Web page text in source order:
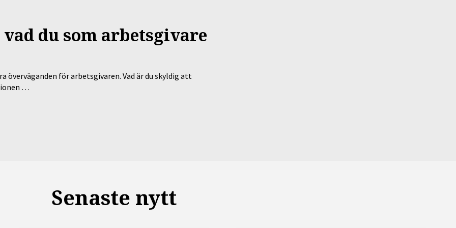
du som arbetsgivare
överväganden för arbetsgivaren. Vad är du skyldig att
…
Senaste nytt